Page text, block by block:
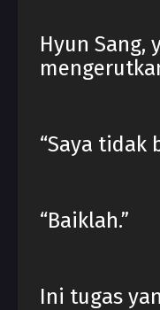
Hyun Sang,
“Saya tidak
“Baiklah.”
Ini tugas